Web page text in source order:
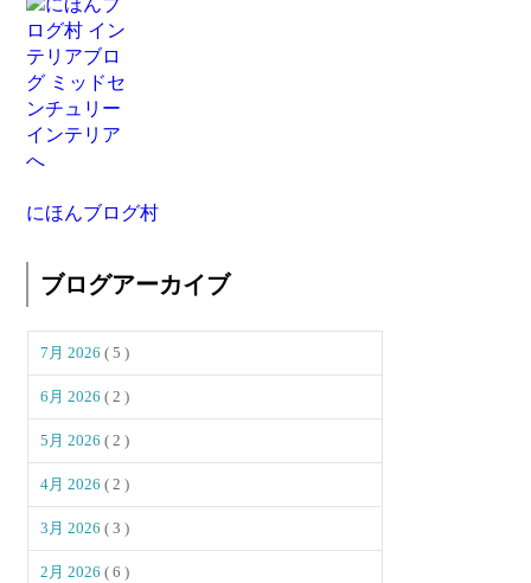
にほんブログ村
ブログアーカイブ
7月 2026( 5 )
6月 2026( 2 )
5月 2026( 2 )
4月 2026( 2 )
3月 2026( 3 )
2月 2026( 6 )